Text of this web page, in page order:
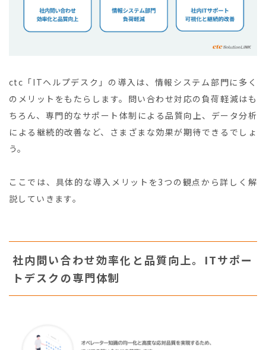
ctc「ITヘルプデスク」の導入は、情報システム部門に多く
のメリットをもたらします。問い合わせ対応の負荷軽減はも
ちろん、専門的なサポート体制による品質向上、データ分析
による継続的改善など、さまざまな効果が期待できるでしょ
う。
ここでは、具体的な導入メリットを3つの観点から詳しく解
説していきます。
社内問い合わせ効率化と品質向上。ITサポー
トデスクの専門体制